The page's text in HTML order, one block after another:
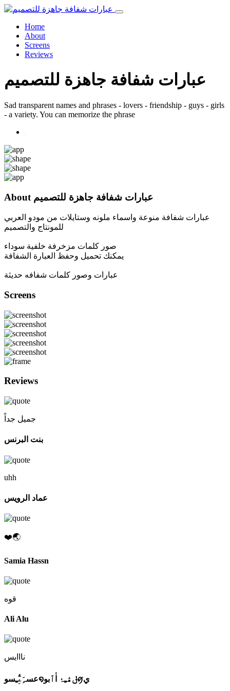
Home
About
Screens
Reviews
عبارات شفافة جاهزة للتصميم
Sad transparent names and phrases - lovers - friendship - guys - girls
- a variety. You can memorize the phrase
About عبارات شفافة جاهزة للتصميم
عبارات شفافة منوعة واسماء ملونه وستايلات من مودو العربي
للمونتاج والتصميم
صور كلمات مزخرفة خلفية سوداء
يمكنك تحميل وحفظ العبارة الشفافة
عبارات وصور كلمات شفافه حديثة
Screens
Reviews
جميل جداً
بنت البرنس
uhh
عماد الرويس
❤️🌏
Samia Hassn
قوه
Ali Alu
نااایس
عسہَِۦِٰؖـِسو໑ݪۿـِۂ اٰٱبوꪇي